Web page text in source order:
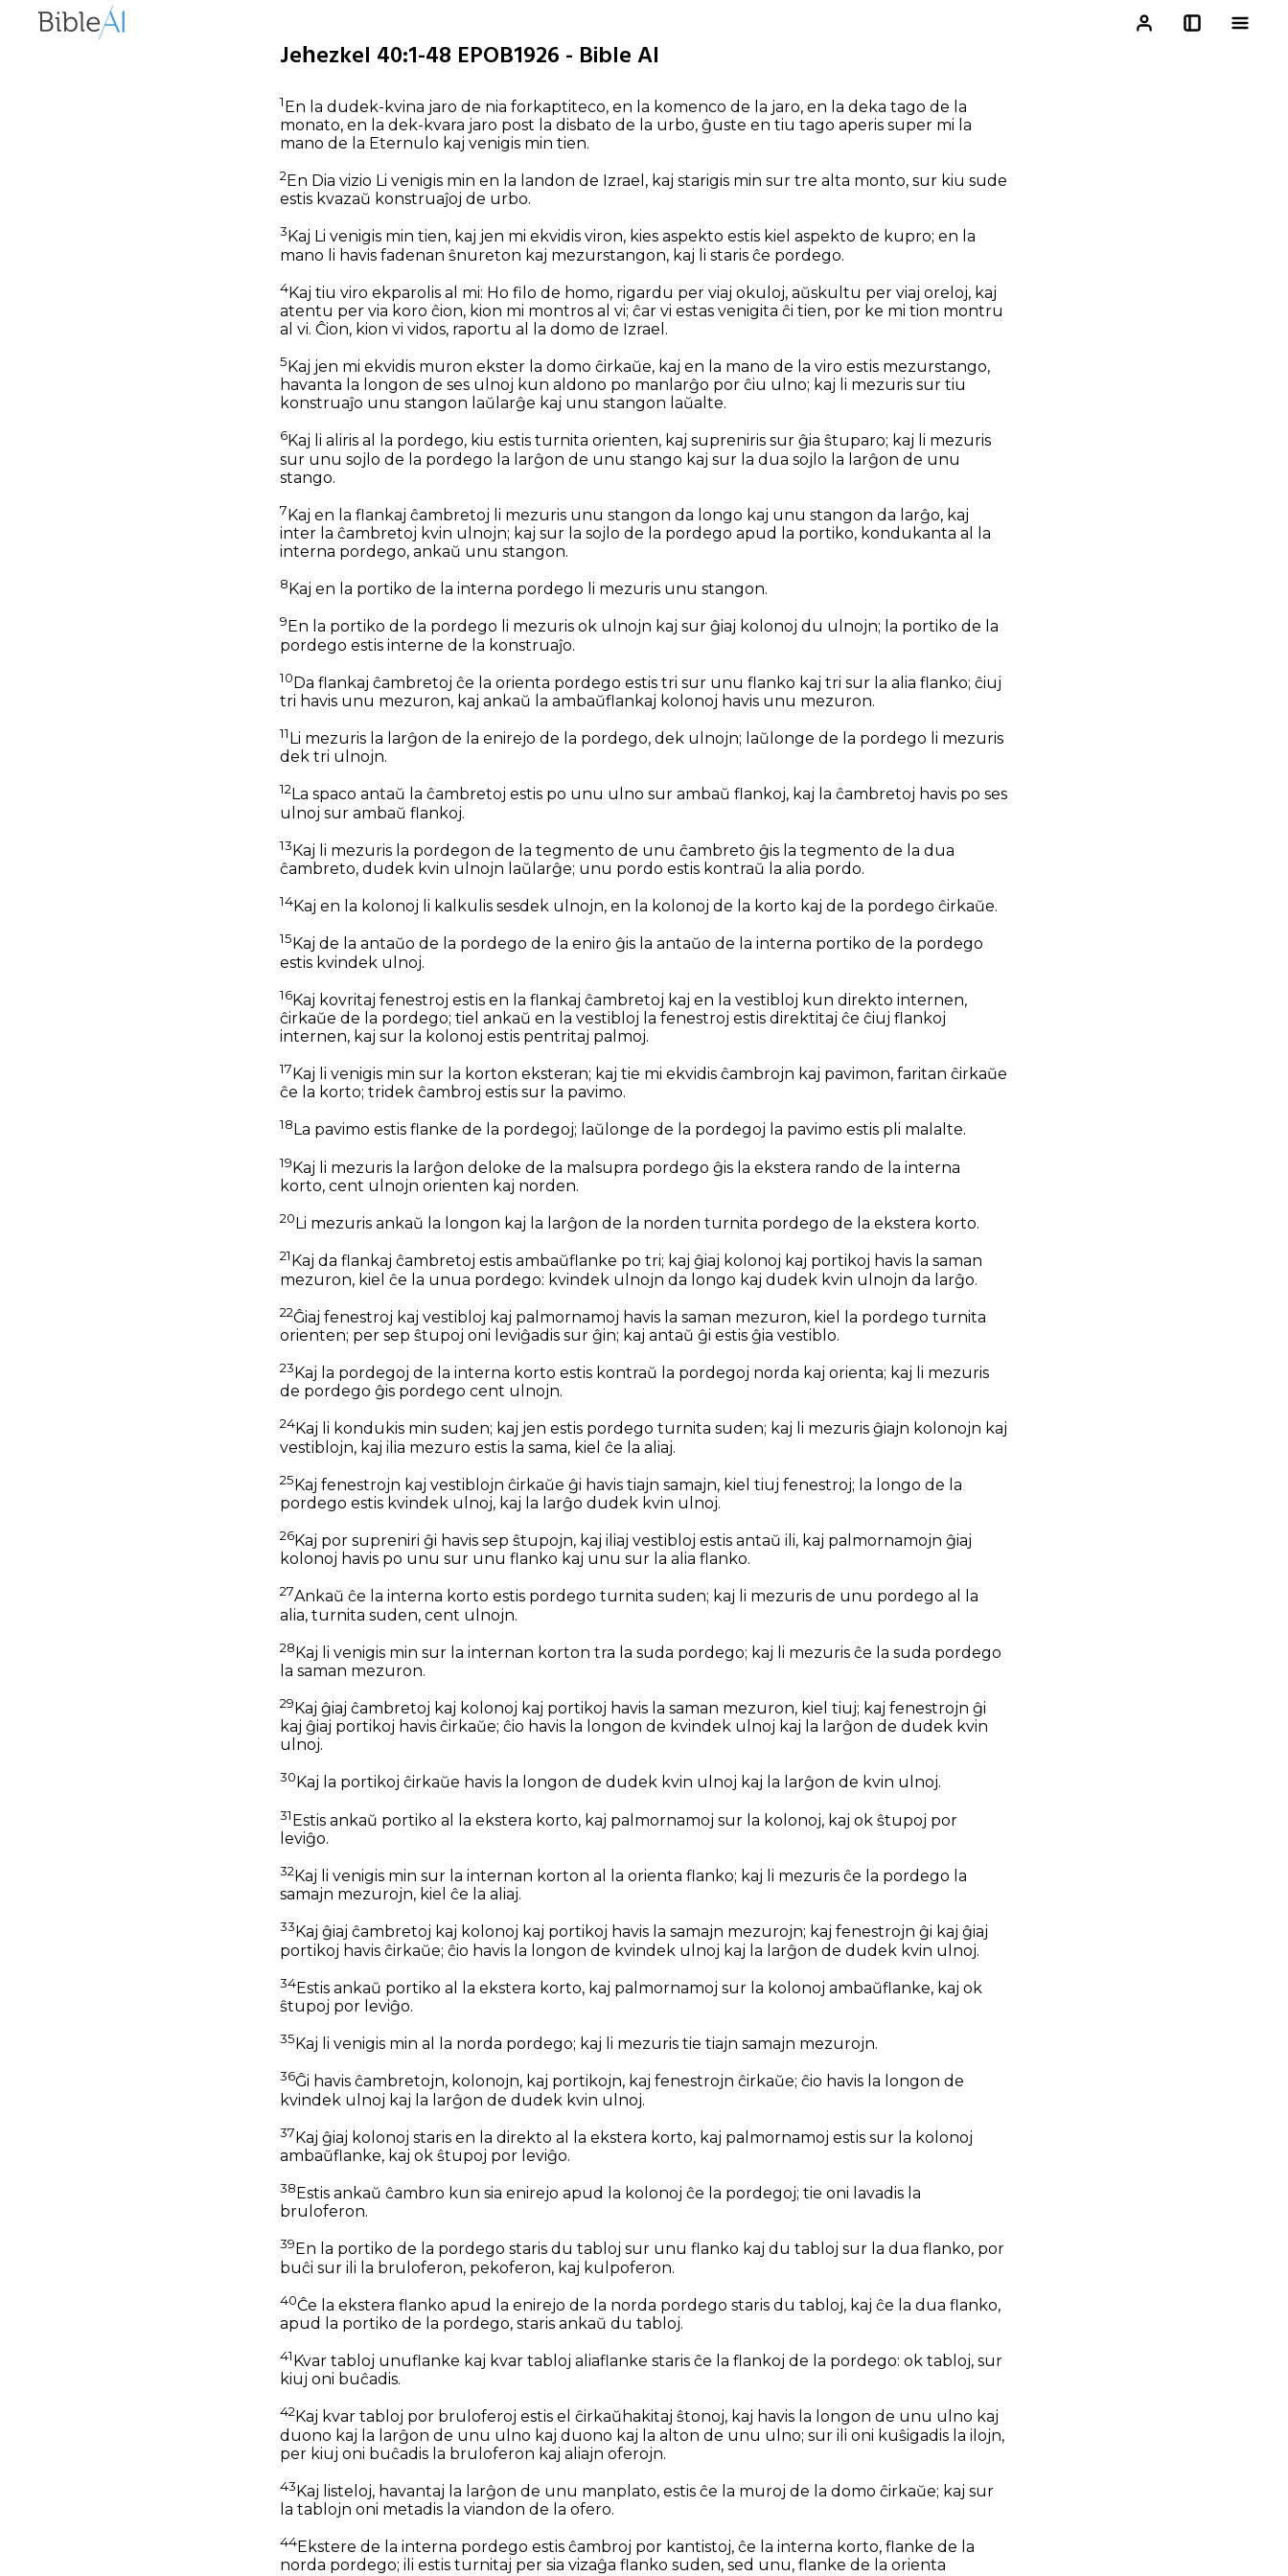
Jeĥezkel 40:1-48 EPOB1926 - Bible AI
1En la dudek-kvina jaro de nia forkaptiteco, en la komenco de la jaro, en la deka tago de la
monato, en la dek-kvara jaro post la disbato de la urbo, ĝuste en tiu tago aperis super mi la
mano de la Eternulo kaj venigis min tien.
2 En Dia vizio Li venigis min en la landon de Izrael, kaj starigis min sur tre alta monto, sur kiu sude
estis kvazaŭ konstruaĵoj de urbo.
3 Kaj Li venigis min tien, kaj jen mi ekvidis viron, kies aspekto estis kiel aspekto de kupro; en la
mano li havis fadenan ŝnureton kaj mezurstangon, kaj li staris ĉe pordego.
4Kaj tiu viro ekparolis al mi: Ho filo de homo, rigardu per viaj okuloj, aŭskultu per viaj oreloj, kaj
atentu per via koro ĉion, kion mi montros al vi; ĉar vi estas venigita ĉi tien, por ke mi tion montru
al vi. Ĉion, kion vi vidos, raportu al la domo de Izrael.
5 Kaj jen mi ekvidis muron ekster la domo ĉirkaŭe, kaj en la mano de la viro estis mezurstango,
havanta la longon de ses ulnoj kun aldono po manlarĝo por ĉiu ulno; kaj li mezuris sur tiu
konstruaĵo unu stangon laŭlarĝe kaj unu stangon laŭalte.
6Kaj li aliris al la pordego, kiu estis turnita orienten, kaj supreniris sur ĝia ŝtuparo; kaj li mezuris
sur unu sojlo de la pordego la larĝon de unu stango kaj sur la dua sojlo la larĝon de unu
stango.
7Kaj en la flankaj ĉambretoj li mezuris unu stangon da longo kaj unu stangon da larĝo, kaj
inter la ĉambretoj kvin ulnojn; kaj sur la sojlo de la pordego apud la portiko, kondukanta al la
interna pordego, ankaŭ unu stangon.
8 Kaj en la portiko de la interna pordego li mezuris unu stangon.
9 En la portiko de la pordego li mezuris ok ulnojn kaj sur ĝiaj kolonoj du ulnojn; la portiko de la
pordego estis interne de la konstruaĵo.
10Da flankaj ĉambretoj ĉe la orienta pordego estis tri sur unu flanko kaj tri sur la alia flanko; ĉiuj
tri havis unu mezuron, kaj ankaŭ la ambaŭflankaj kolonoj havis unu mezuron.
11 Li mezuris la larĝon de la enirejo de la pordego, dek ulnojn; laŭlonge de la pordego li mezuris
dek tri ulnojn.
12La spaco antaŭ la ĉambretoj estis po unu ulno sur ambaŭ flankoj, kaj la ĉambretoj havis po ses
ulnoj sur ambaŭ flankoj.
13Kaj li mezuris la pordegon de la tegmento de unu ĉambreto ĝis la tegmento de la dua
ĉambreto, dudek kvin ulnojn laŭlarĝe; unu pordo estis kontraŭ la alia pordo.
14Kaj en la kolonoj li kalkulis sesdek ulnojn, en la kolonoj de la korto kaj de la pordego ĉirkaŭe.
15 Kaj de la antaŭo de la pordego de la eniro ĝis la antaŭo de la interna portiko de la pordego
estis kvindek ulnoj.
16Kaj kovritaj fenestroj estis en la flankaj ĉambretoj kaj en la vestibloj kun direkto internen,
ĉirkaŭe de la pordego; tiel ankaŭ en la vestibloj la fenestroj estis direktitaj ĉe ĉiuj flankoj
internen, kaj sur la kolonoj estis pentritaj palmoj.
17 Kaj li venigis min sur la korton eksteran; kaj tie mi ekvidis ĉambrojn kaj pavimon, faritan ĉirkaŭe
ĉe la korto; tridek ĉambroj estis sur la pavimo.
18 La pavimo estis flanke de la pordegoj; laŭlonge de la pordegoj la pavimo estis pli malalte.
19Kaj li mezuris la larĝon deloke de la malsupra pordego ĝis la ekstera rando de la interna
korto, cent ulnojn orienten kaj norden.
20 Li mezuris ankaŭ la longon kaj la larĝon de la norden turnita pordego de la ekstera korto.
21 Kaj da flankaj ĉambretoj estis ambaŭflanke po tri; kaj ĝiaj kolonoj kaj portikoj havis la saman
mezuron, kiel ĉe la unua pordego: kvindek ulnojn da longo kaj dudek kvin ulnojn da larĝo.
22Ĝiaj fenestroj kaj vestibloj kaj palmornamoj havis la saman mezuron, kiel la pordego turnita
orienten; per sep ŝtupoj oni leviĝadis sur ĝin; kaj antaŭ ĝi estis ĝia vestiblo.
23 Kaj la pordegoj de la interna korto estis kontraŭ la pordegoj norda kaj orienta; kaj li mezuris
de pordego ĝis pordego cent ulnojn.
24Kaj li kondukis min suden; kaj jen estis pordego turnita suden; kaj li mezuris ĝiajn kolonojn kaj
vestiblojn, kaj ilia mezuro estis la sama, kiel ĉe la aliaj.
25Kaj fenestrojn kaj vestiblojn ĉirkaŭe ĝi havis tiajn samajn, kiel tiuj fenestroj; la longo de la
pordego estis kvindek ulnoj, kaj la larĝo dudek kvin ulnoj.
26Kaj por supreniri ĝi havis sep ŝtupojn, kaj iliaj vestibloj estis antaŭ ili, kaj palmornamojn ĝiaj
kolonoj havis po unu sur unu flanko kaj unu sur la alia flanko.
27Ankaŭ ĉe la interna korto estis pordego turnita suden; kaj li mezuris de unu pordego al la
alia, turnita suden, cent ulnojn.
28Kaj li venigis min sur la internan korton tra la suda pordego; kaj li mezuris ĉe la suda pordego
la saman mezuron.
29 Kaj ĝiaj ĉambretoj kaj kolonoj kaj portikoj havis la saman mezuron, kiel tiuj; kaj fenestrojn ĝi
kaj ĝiaj portikoj havis ĉirkaŭe; ĉio havis la longon de kvindek ulnoj kaj la larĝon de dudek kvin
ulnoj.
30 Kaj la portikoj ĉirkaŭe havis la longon de dudek kvin ulnoj kaj la larĝon de kvin ulnoj.
31Estis ankaŭ portiko al la ekstera korto, kaj palmornamoj sur la kolonoj, kaj ok ŝtupoj por
leviĝo.
32 Kaj li venigis min sur la internan korton al la orienta flanko; kaj li mezuris ĉe la pordego la
samajn mezurojn, kiel ĉe la aliaj.
33 Kaj ĝiaj ĉambretoj kaj kolonoj kaj portikoj havis la samajn mezurojn; kaj fenestrojn ĝi kaj ĝiaj
portikoj havis ĉirkaŭe; ĉio havis la longon de kvindek ulnoj kaj la larĝon de dudek kvin ulnoj.
34Estis ankaŭ portiko al la ekstera korto, kaj palmornamoj sur la kolonoj ambaŭflanke, kaj ok
ŝtupoj por leviĝo.
35 Kaj li venigis min al la norda pordego; kaj li mezuris tie tiajn samajn mezurojn.
36Ĝi havis ĉambretojn, kolonojn, kaj portikojn, kaj fenestrojn ĉirkaŭe; ĉio havis la longon de
kvindek ulnoj kaj la larĝon de dudek kvin ulnoj.
37Kaj ĝiaj kolonoj staris en la direkto al la ekstera korto, kaj palmornamoj estis sur la kolonoj
ambaŭflanke, kaj ok ŝtupoj por leviĝo.
38 Estis ankaŭ ĉambro kun sia enirejo apud la kolonoj ĉe la pordegoj; tie oni lavadis la
bruloferon.
39 En la portiko de la pordego staris du tabloj sur unu flanko kaj du tabloj sur la dua flanko, por
buĉi sur ili la bruloferon, pekoferon, kaj kulpoferon.
40Ĉe la ekstera flanko apud la enirejo de la norda pordego staris du tabloj, kaj ĉe la dua flanko,
apud la portiko de la pordego, staris ankaŭ du tabloj.
41 Kvar tabloj unuflanke kaj kvar tabloj aliaflanke staris ĉe la flankoj de la pordego: ok tabloj, sur
kiuj oni buĉadis.
42Kaj kvar tabloj por bruloferoj estis el ĉirkaŭhakitaj ŝtonoj, kaj havis la longon de unu ulno kaj
duono kaj la larĝon de unu ulno kaj duono kaj la alton de unu ulno; sur ili oni kuŝigadis la ilojn,
per kiuj oni buĉadis la bruloferon kaj aliajn oferojn.
43Kaj listeloj, havantaj la larĝon de unu manplato, estis ĉe la muroj de la domo ĉirkaŭe; kaj sur
la tablojn oni metadis la viandon de la ofero.
44Ekstere de la interna pordego estis ĉambroj por kantistoj, ĉe la interna korto, flanke de la
norda pordego; ili estis turnitaj per sia vizaĝa flanko suden, sed unu, flanke de la orienta